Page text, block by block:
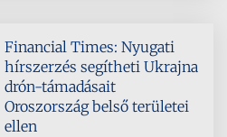
Financial Times: Nyugati
hírszerzés segítheti Ukrajna
drón-támadásait
Oroszország belső területei
ellen